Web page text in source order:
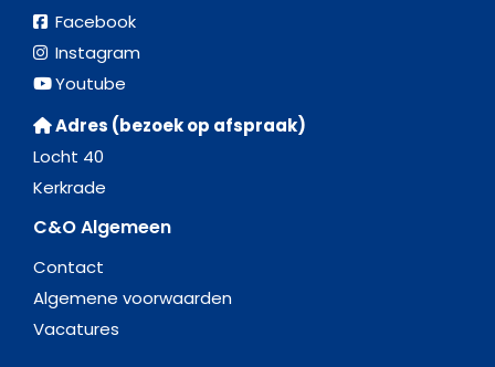
Facebook
Instagram
Youtube
Adres (bezoek op afspraak)
Locht 40
Kerkrade
C&O Algemeen
Contact
Algemene voorwaarden
Vacatures